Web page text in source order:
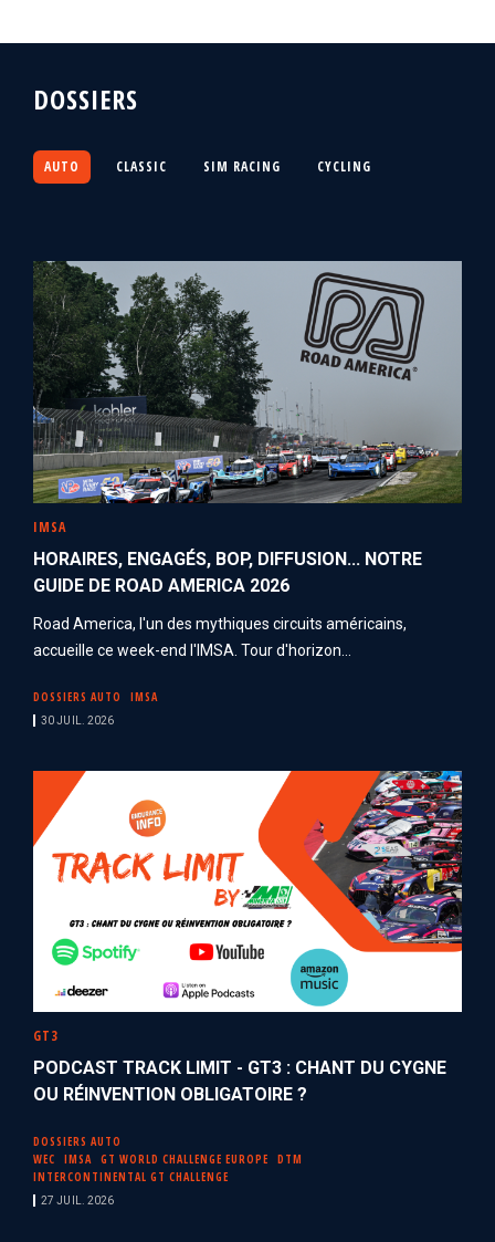
DOSSIERS
AUTO CLASSIC SIM RACING CYCLING
IMSA
HORAIRES, ENGAGÉS, BOP, DIFFUSION... NOTRE
GUIDE DE ROAD AMERICA 2026
Road America, l'un des mythiques circuits américains,
accueille ce week-end l'IMSA. Tour d'horizon...
DOSSIERS AUTO IMSA
30 JUIL. 2026
GT3
PODCAST TRACK LIMIT - GT3 : CHANT DU CYGNE
OU RÉINVENTION OBLIGATOIRE ?
DOSSIERS AUTO
WEC
IMSA GT WORLD CHALLENGE EUROPE
DTM
INTERCONTINENTAL GT CHALLENGE
27 JUIL. 2026